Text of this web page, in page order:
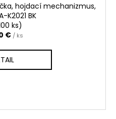
hojdací mechanizmus,
K2021 BK
ks)
€ / ks